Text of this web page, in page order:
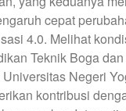
cepat
4.0. Melihat
Teknik Boga
Universitas Negeri
kontribusi